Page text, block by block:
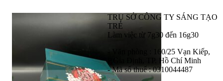
TRỤ SỞ CÔNG TY SÁNG TẠO
TRẺ
Làm việc từ 7g30 đến 16g30
- Văn phòng : 160/25 Vạn Kiếp,
P.Gia Định, TP. Hồ Chí Minh
- Mã số thuế : 0310044487